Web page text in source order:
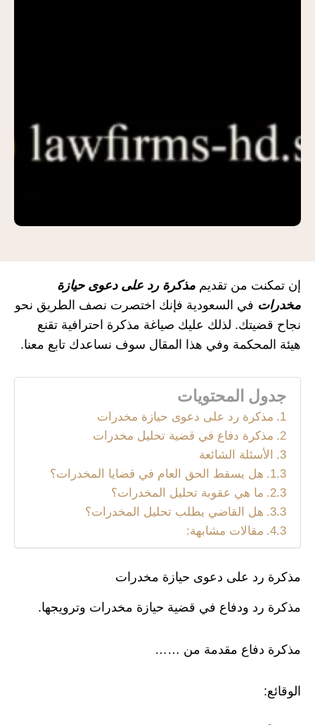
إن تمكنت من تقديم مذكرة رد على دعوى حيازة
مخدرات في السعودية فإنك اختصرت نصف الطريق نحو
نجاح قضيتك. لذلك عليك صياغة مذكرة احترافية تقنع
هيئة المحكمة وفي هذا المقال سوف نساعدك تابع معنا.
جدول المحتويات
مذكرة رد على دعوى حيازة مخدرات
مذكرة دفاع في قضية تحليل مخدرات
الأسئلة الشائعة
هل يسقط الحق العام في قضايا المخدرات؟
ما هي عقوبة تحليل المخدرات؟
هل القاضي يطلب تحليل المخدرات؟
مقالات مشابهة:
مذكرة رد على دعوى حيازة مخدرات
مذكرة رد ودفاع في قضية حيازة مخدرات وترويجها.
مذكرة دفاع مقدمة من ……
الوقائع: